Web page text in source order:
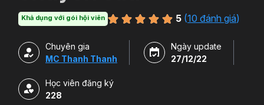
Khả dụng với gói hội viên 5 (10 đánh giá)
Chuyên gia
MC Thanh Thanh
Ngày update
27/12/22
Học viên đăng ký
228